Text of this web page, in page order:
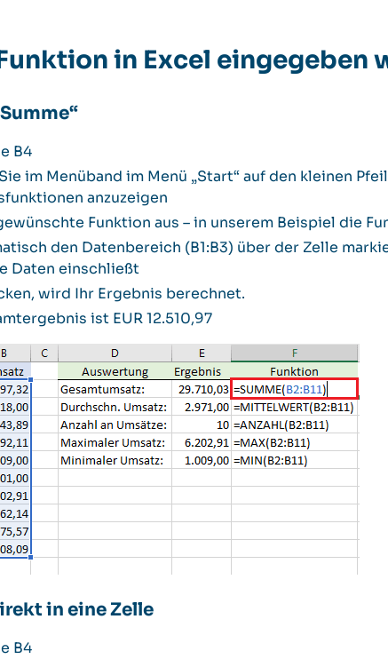
in Excel eingegeben
B4
im Menüband im Menü „Start“ auf den kleinen
anzuzeigen
Funktion aus – in unserem Beispiel die
den Datenbereich (B1:B3) über der Zelle
Daten einschließt
wird Ihr Ergebnis berechnet.
ist EUR 12.510,97
in eine Zelle
B4